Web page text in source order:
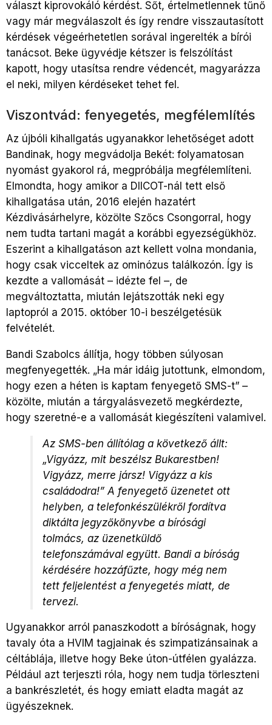
választ kiprovokáló kérdést. Sőt, értelmetlennek tűnő
vagy már megválaszolt és így rendre visszautasított
kérdések végeérhetetlen sorával ingerelték a bírói
tanácsot. Beke ügyvédje kétszer is felszólítást
kapott, hogy utasítsa rendre védencét, magyarázza
el neki, milyen kérdéseket tehet fel.
Viszontvád: fenyegetés, megfélemlítés
Az újbóli kihallgatás ugyanakkor lehetőséget adott
Bandinak, hogy megvádolja Bekét: folyamatosan
nyomást gyakorol rá, megpróbálja megfélemlíteni.
Elmondta, hogy amikor a DIICOT-nál tett első
kihallgatása után, 2016 elején hazatért
Kézdivásárhelyre, közölte Szőcs Csongorral, hogy
nem tudta tartani magát a korábbi egyezségükhöz.
Eszerint a kihallgatáson azt kellett volna mondania,
hogy csak vicceltek az ominózus találkozón. Így is
kezdte a vallomását – idézte fel –, de
megváltoztatta, miután lejátszották neki egy
laptopról a 2015. október 10-i beszélgetésük
felvételét.
Bandi Szabolcs állítja, hogy többen súlyosan
megfenyegették. „Ha már idáig jutottunk, elmondom,
hogy ezen a héten is kaptam fenyegető SMS-t” –
közölte, miután a tárgyalásvezető megkérdezte,
hogy szeretné-e a vallomását kiegészíteni valamivel.
Az SMS-ben állítólag a következő állt:
„Vigyázz, mit beszélsz Bukarestben!
Vigyázz, merre jársz! Vigyázz a kis
családodra!” A fenyegető üzenetet ott
helyben, a telefonkészülékről fordítva
diktálta jegyzőkönyvbe a bírósági
tolmács, az üzenetküldő
telefonszámával együtt. Bandi a bíróság
kérdésére hozzáfűzte, hogy még nem
tett feljelentést a fenyegetés miatt, de
tervezi.
Ugyanakkor arról panaszkodott a bíróságnak, hogy
tavaly óta a HVIM tagjainak és szimpatizánsainak a
céltáblája, illetve hogy Beke úton-útfélen gyalázza.
Például azt terjeszti róla, hogy nem tudja törleszteni
a bankrészletét, és hogy emiatt eladta magát az
ügyészeknek.